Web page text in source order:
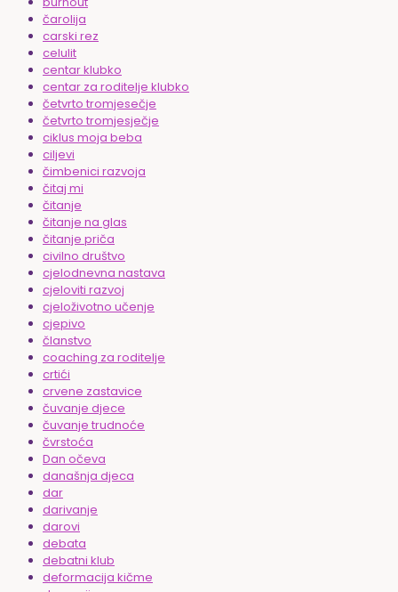
čarolija
carski rez
celulit
centar klubko
centar za roditelje klubko
četvrto tromjesečje
četvrto tromjesječje
ciklus moja beba
ciljevi
čimbenici razvoja
čitaj mi
čitanje
čitanje na glas
čitanje priča
civilno društvo
cjelodnevna nastava
cjeloviti razvoj
cjeloživotno učenje
cjepivo
članstvo
coaching za roditelje
crtići
crvene zastavice
čuvanje djece
čuvanje trudnoće
čvrstoća
Dan očeva
današnja djeca
dar
darivanje
darovi
debata
debatni klub
deformacija kičme